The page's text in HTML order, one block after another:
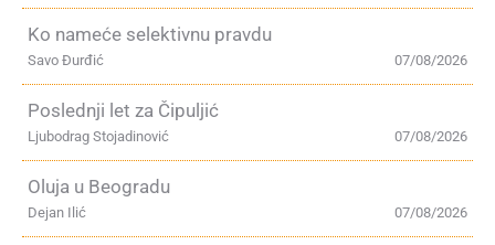
Ko nameće selektivnu pravdu
07/08/2026
Savo Đurđić
Poslednji let za Čipuljić
07/08/2026
Ljubodrag Stojadinović
Oluja u Beogradu
07/08/2026
Dejan Ilić